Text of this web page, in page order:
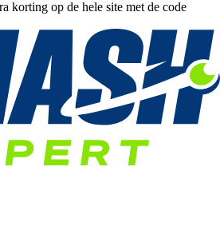
korting op de hele site met de code